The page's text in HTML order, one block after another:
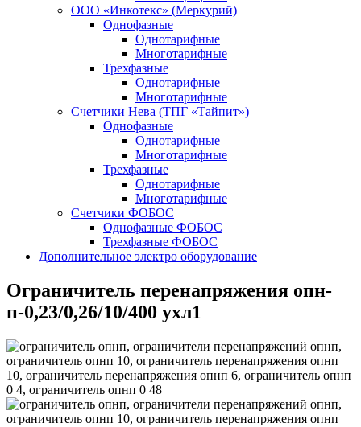
ООО «Инкотекс» (Меркурий)
Однофазные
Однотарифные
Многотарифные
Трехфазные
Однотарифные
Многотарифные
Счетчики Нева (ТПГ «Тайпит»)
Однофазные
Однотарифные
Многотарифные
Трехфазные
Однотарифные
Многотарифные
Счетчики ФОБОС
Однофазные ФОБОС
Трехфазные ФОБОС
Дополнительное электро оборудование
Ограничитель перенапряжения опн-
п-0,23/0,26/10/400 ухл1